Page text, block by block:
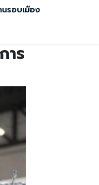
รอบเมือง
าร